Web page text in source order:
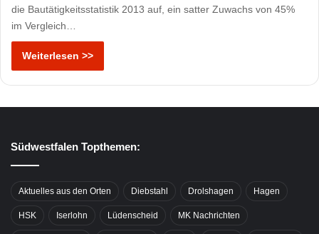
die Bautätigkeitsstatistik 2013 auf, ein satter Zuwachs von 45%
im Vergleich…
Weiterlesen >>
Südwestfalen Topthemen:
Aktuelles aus den Orten Diebstahl Drolshagen Hagen
HSK Iserlohn Lüdenscheid MK Nachrichten